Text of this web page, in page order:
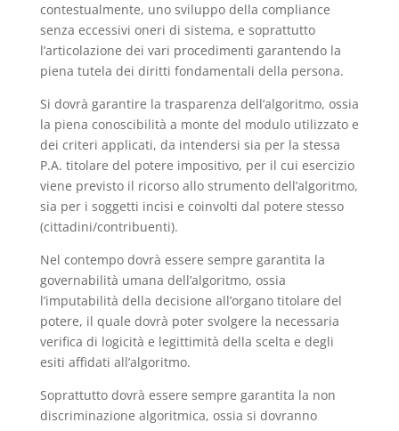
contestualmente, uno sviluppo della compliance
senza eccessivi oneri di sistema, e soprattutto
l’articolazione dei vari procedimenti garantendo la
piena tutela dei diritti fondamentali della persona.
Si dovrà garantire la trasparenza dell’algoritmo, ossia
la piena conoscibilità a monte del modulo utilizzato e
dei criteri applicati, da intendersi sia per la stessa
P.A. titolare del potere impositivo, per il cui esercizio
viene previsto il ricorso allo strumento dell’algoritmo,
sia per i soggetti incisi e coinvolti dal potere stesso
(cittadini/contribuenti).
Nel contempo dovrà essere sempre garantita la
governabilità umana dell’algoritmo, ossia
l’imputabilità della decisione all’organo titolare del
potere, il quale dovrà poter svolgere la necessaria
verifica di logicità e legittimità della scelta e degli
esiti affidati all’algoritmo.
Soprattutto dovrà essere sempre garantita la non
discriminazione algoritmica, ossia si dovranno